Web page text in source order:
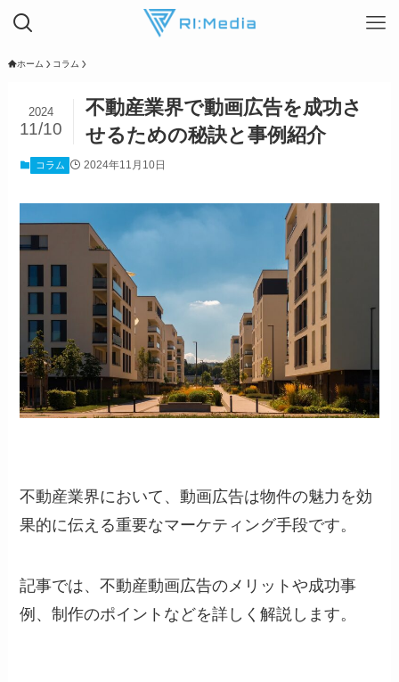
ホーム コラム
不動産業界で動画広告を成功さ
せるための秘訣と事例紹介
2024
11/10
コラム 2024年11月10日
不動産業界において、動画広告は物件の魅力を効
果的に伝える重要なマーケティング手段です。
記事では、不動産動画広告のメリットや成功事
例、制作のポイントなどを詳しく解説します。